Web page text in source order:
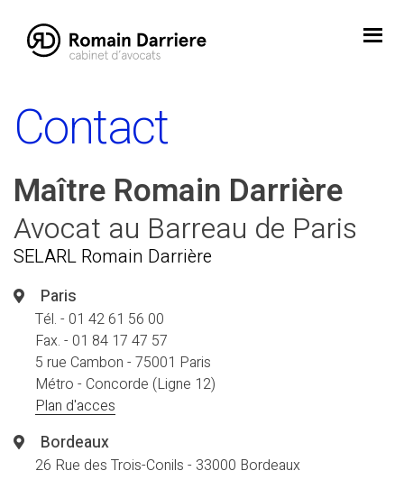
content
Contact
Maître Romain Darrière
Avocat au Barreau de Paris
SELARL Romain Darrière
Paris
Tél. - 01 42 61 56 00
Fax. - 01 84 17 47 57
5 rue Cambon - 75001 Paris
Métro - Concorde (Ligne 12)
Plan d'acces
Bordeaux
26 Rue des Trois-Conils - 33000 Bordeaux